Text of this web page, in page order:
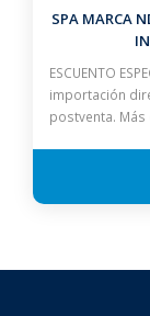
SPA MARCA
ESCUENTO
importación
postventa.